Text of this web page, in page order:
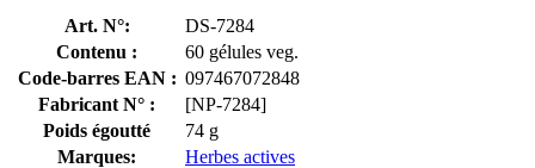
Art. N°:
DS-7284
Contenu :
60 gélules veg.
Code-barres EAN : 097467072848
Fabricant N° :
[NP-7284]
Poids égoutté
74 g
Marques:
Herbes actives